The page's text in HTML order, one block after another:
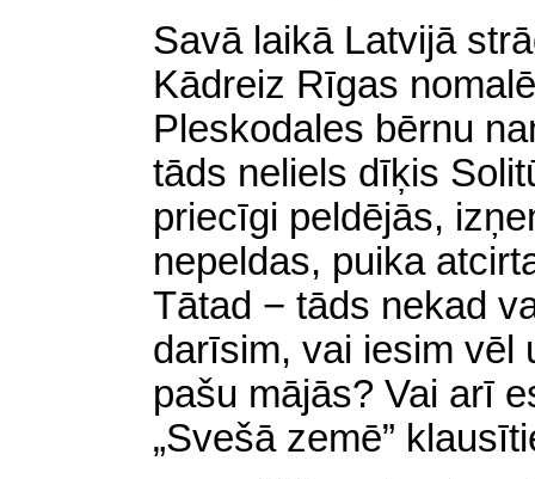
Savā laikā Latvijā
Kādreiz Rīgas
Pleskodales bērnu
tāds neliels dīķis
priecīgi peldējās,
nepeldas, puika
Tātad − tāds nekad
darīsim, vai iesim vēl
pašu mājās? Vai arī
„Svešā zemē”